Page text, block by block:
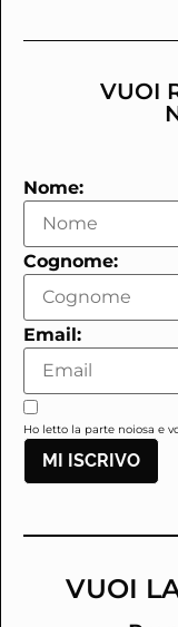
VUOI
Nome:
Cognome:
Email:
Ho letto la parte noiosa e
MI ISCRIVO
VUOI